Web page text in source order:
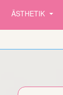
ÄSTHETIK